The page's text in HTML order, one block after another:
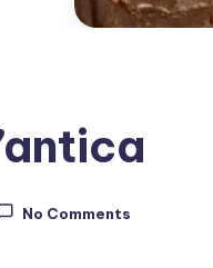
No Comments